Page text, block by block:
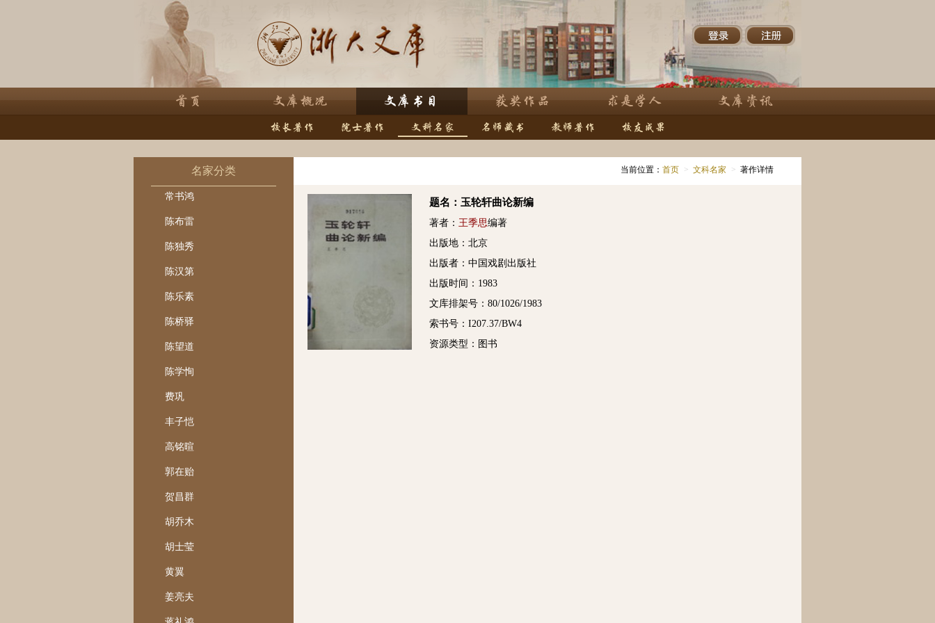
名家分类
常书鸿
陈布雷
陈独秀
陈汉第
陈乐素
陈桥驿
陈望道
陈学恂
费巩
丰子恺
高铭暄
郭在贻
贺昌群
胡乔木
胡士莹
黄翼
姜亮夫
当前位置： 首页 > 文科名家 > 著作详情
题名：玉轮轩曲论新编
著者： 王季思编著
出版地：北京
出版者：中国戏剧出版社
出版时间：1983
文库排架号：80/1026/1983
索书号：I207.37/BW4
资源类型：图书